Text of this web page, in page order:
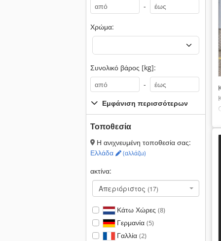
-
Χρώμα:
Συνολικό βάρος [kg]:
-
Εμφάνιση περισσότερων
Τοποθεσία
Η ανιχνευμένη τοποθεσία σας:
Ελλάδα
(αλλάζω)
ακτίνα:
Απεριόριστος (17)
Κάτω Χώρες (8)
Γερμανία (5)
Γαλλία (2)